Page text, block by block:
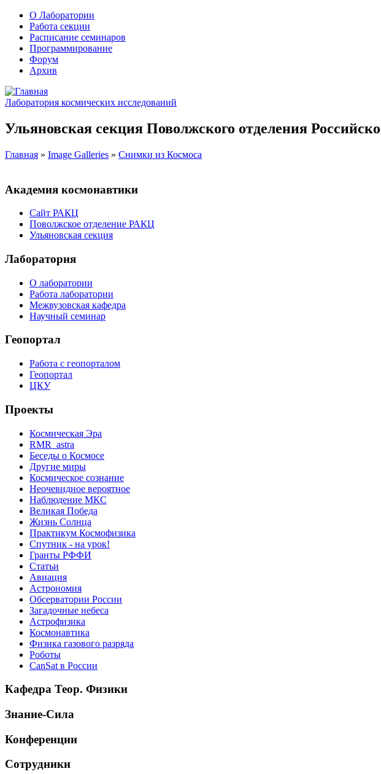
О Лаборатории
Работа секции
Расписание семинаров
Программирование
Форум
Архив
Лаборатория космических исследований
Ульяновская секция Поволжского отделения
Главная » Image Galleries » Снимки из Космоса
Академия космонавтики
Сайт РАКЦ
Поволжское отделение РАКЦ
Ульяновская секция
Лаборатория
О лаборатории
Работа лаборатории
Межвузовская кафедра
Научный семинар
Геопортал
Работа с геопорталом
Геопортал
ЦКУ
Проекты
Космическая Эра
RMR_astra
Беседы о Космосе
Другие миры
Космическое сознание
Неочевидное вероятное
Наблюдение МКС
Великая Победа
Жизнь Солнца
Практикум Космофизика
Спутник - на урок!
Гранты РФФИ
Статьи
Авиация
Астрономия
Обсерватории России
Загадочные небеса
Астрофизика
Космонавтика
Физика газового разряда
Роботы
CanSat в России
Кафедра Теор. Физики
Знание-Сила
Конференции
Сотрудники